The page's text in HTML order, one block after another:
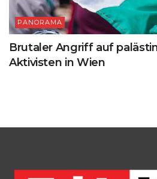
PANORAMA
Brutaler Angriff auf
Aktivisten in Wien